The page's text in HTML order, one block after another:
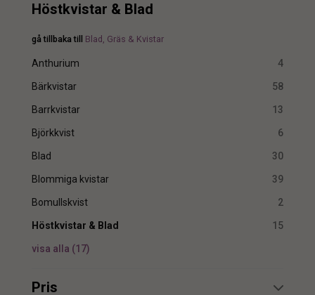
Höstkvistar & Blad
gå tillbaka till Blad, Gräs & Kvistar
Anthurium 4
Bärkvistar 58
Barrkvistar 13
Björkkvist 6
Blad 30
Blommiga kvistar 39
Bomullskvist 2
Höstkvistar & Blad 15
visa alla (17)
Pris